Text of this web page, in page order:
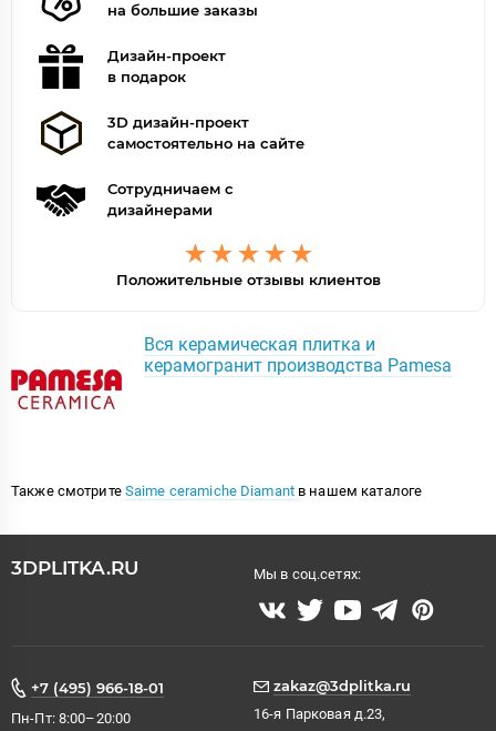
на большие заказы
Дизайн-проект
в подарок
3D дизайн-проект
самостоятельно на сайте
Сотрудничаем с
дизайнерами
Положительные отзывы клиентов
Вся керамическая плитка и
керамогранит производства Pamesa
Также смотрите Saime ceramiche Diamant в нашем каталоге
3DPLITKA.RU Мы в соц.сетях:
+7 (495) 966-18-01
Пн-Пт: 8:00–20:00
zakaz@3dplitka.ru
16-я Парковая д.23,